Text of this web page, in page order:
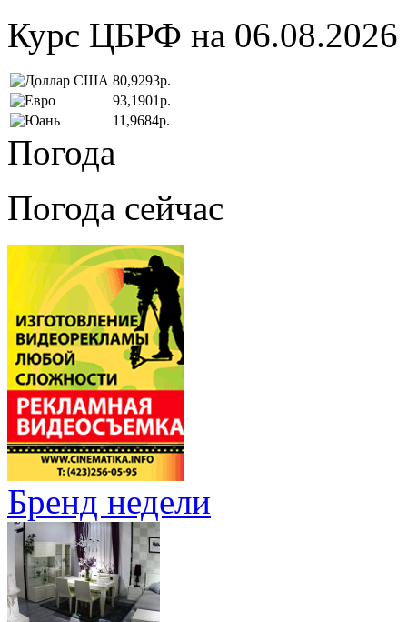
Курс ЦБРФ на 06.08.2026
80,9293р.
93,1901р.
11,9684р.
Погода
Погода сейчас
Бренд недели